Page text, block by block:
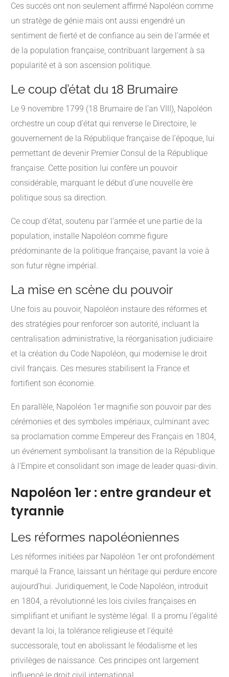
Ces succès ont non seulement affirmé Napoléon comme
un stratège de génie mais ont aussi engendré un
sentiment de fierté et de confiance au sein de l’armée et
de la population française, contribuant largement à sa
popularité et à son ascension politique.
Le coup d’état du 18 Brumaire
Le 9 novembre 1799 (18 Brumaire de l’an VIII), Napoléon
orchestre un coup d’état qui renverse le Directoire, le
gouvernement de la République française de l’époque, lui
permettant de devenir Premier Consul de la République
française. Cette position lui confère un pouvoir
considérable, marquant le début d’une nouvelle ère
politique sous sa direction.
Ce coup d’état, soutenu par l’armée et une partie de la
population, installe Napoléon comme figure
prédominante de la politique française, pavant la voie à
son futur règne impérial.
La mise en scène du pouvoir
Une fois au pouvoir, Napoléon instaure des réformes et
des stratégies pour renforcer son autorité, incluant la
centralisation administrative, la réorganisation judiciaire
et la création du Code Napoléon, qui modernise le droit
civil français. Ces mesures stabilisent la France et
fortifient son économie.
En parallèle, Napoléon 1er magnifie son pouvoir par des
cérémonies et des symboles impériaux, culminant avec
sa proclamation comme Empereur des Français en 1804,
un événement symbolisant la transition de la République
à l’Empire et consolidant son image de leader quasi-divin.
Napoléon 1er : entre grandeur et
tyrannie
Les réformes napoléoniennes
Les réformes initiées par Napoléon 1er ont profondément
marqué la France, laissant un héritage qui perdure encore
aujourd’hui. Juridiquement, le Code Napoléon, introduit
en 1804, a révolutionné les lois civiles françaises en
simplifiant et unifiant le système légal. Il a promu l’égalité
devant la loi, la tolérance religieuse et l’équité
successorale, tout en abolissant le féodalisme et les
privilèges de naissance. Ces principes ont largement
influencé le droit civil international.